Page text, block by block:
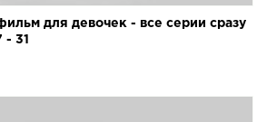
для девочек - все серии сразу
- 31